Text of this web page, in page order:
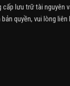
lưu trữ tài nguyên
quyền, vui lòng liên